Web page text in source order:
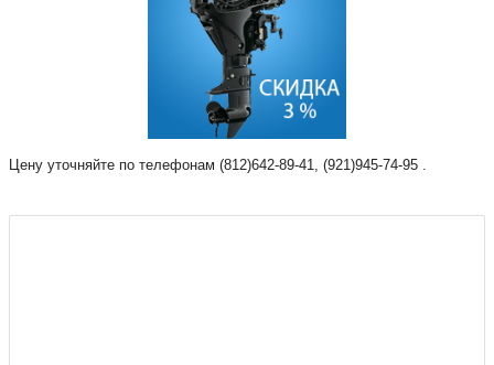
Цену уточняйте по телефонам (812)642-89-41, (921)945-74-95 .